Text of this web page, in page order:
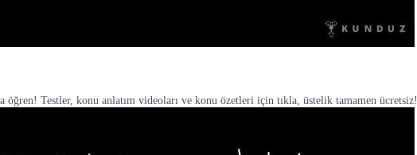
öğren! Testler, konu anlatım videoları ve konu özetleri için tıkla, üstelik tamamen ücretsiz!